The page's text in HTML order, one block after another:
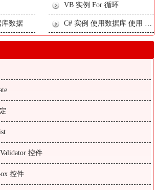
VB 实例 For 循环
数据
控件
控件